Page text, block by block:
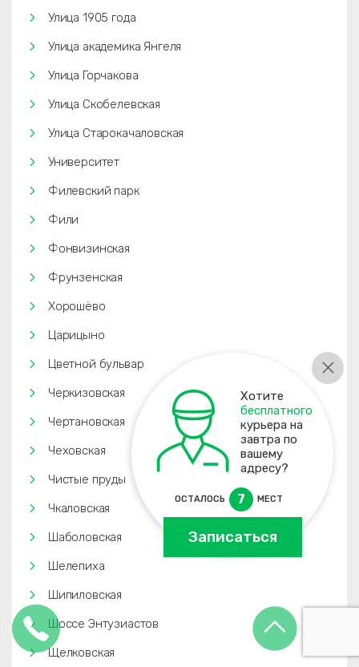
Хотите
бесплатного
курьера на
завтра по
вашему
адресу?
ОСТАЛОСЬ 7 МЕСТ
Записаться
Улица 1905 года
Улица академика Янгеля
Улица Горчакова
Улица Скобелевская
Улица Старокачаловская
Университет
Филевский парк
Фили
Фонвизинская
Фрунзенская
Хорошёво
Царицыно
Цветной бульвар
Черкизовская
Чертановская
Чеховская
Чистые пруды
Чкаловская
Шаболовская
Шелепиха
Шипиловская
Шоссе Энтузиастов
Щелковская